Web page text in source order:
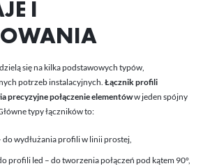
I
się na kilka podstawowych typów,
potrzeb instalacyjnych. Łącznik profili
precyzyjne połączenie elementóww jeden spójny
typy łączników to:
do wydłużania profili w linii prostej,
profili led – do tworzenia połączeń pod kątem 90°,